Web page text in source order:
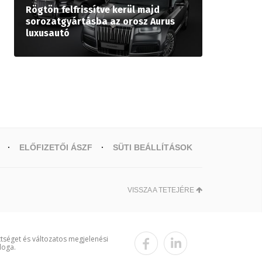
Rögtön felfrissítve kerül majd
sorozatgyártásba az orosz Aurus
luxusautó
ELŐFIZETŐI ÁSZF SÜTI BEÁLLÍTÁSOK
VISSZA A TETEJÉRE
és változatos megjelenési